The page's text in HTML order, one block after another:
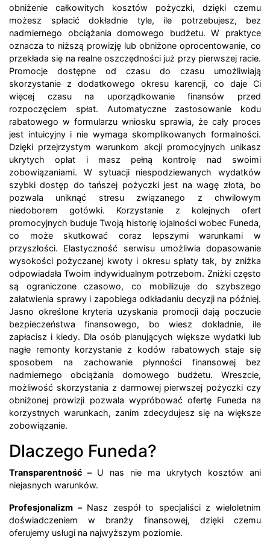
obniżenie całkowitych kosztów pożyczki, dzięki czemu
możesz spłacić dokładnie tyle, ile potrzebujesz, bez
nadmiernego obciążania domowego budżetu. W praktyce
oznacza to niższą prowizję lub obniżone oprocentowanie, co
przekłada się na realne oszczędności już przy pierwszej racie.
Promocje dostępne od czasu do czasu umożliwiają
skorzystanie z dodatkowego okresu karencji, co daje Ci
więcej czasu na uporządkowanie finansów przed
rozpoczęciem spłat. Automatyczne zastosowanie kodu
rabatowego w formularzu wniosku sprawia, że cały proces
jest intuicyjny i nie wymaga skomplikowanych formalności.
Dzięki przejrzystym warunkom akcji promocyjnych unikasz
ukrytych opłat i masz pełną kontrolę nad swoimi
zobowiązaniami. W sytuacji niespodziewanych wydatków
szybki dostęp do tańszej pożyczki jest na wagę złota, bo
pozwala uniknąć stresu związanego z chwilowym
niedoborem gotówki. Korzystanie z kolejnych ofert
promocyjnych buduje Twoją historię lojalności wobec Funeda,
co może skutkować coraz lepszymi warunkami w
przyszłości. Elastyczność serwisu umożliwia dopasowanie
wysokości pożyczanej kwoty i okresu spłaty tak, by zniżka
odpowiadała Twoim indywidualnym potrzebom. Zniżki często
są ograniczone czasowo, co mobilizuje do szybszego
załatwienia sprawy i zapobiega odkładaniu decyzji na później.
Jasno określone kryteria uzyskania promocji dają poczucie
bezpieczeństwa finansowego, bo wiesz dokładnie, ile
zapłacisz i kiedy. Dla osób planujących większe wydatki lub
nagłe remonty korzystanie z kodów rabatowych staje się
sposobem na zachowanie płynności finansowej bez
nadmiernego obciążania domowego budżetu. Wreszcie,
możliwość skorzystania z darmowej pierwszej pożyczki czy
obniżonej prowizji pozwala wypróbować ofertę Funeda na
korzystnych warunkach, zanim zdecydujesz się na większe
zobowiązanie.
Dlaczego Funeda?
Transparentność – U nas nie ma ukrytych kosztów ani
niejasnych warunków.
Profesjonalizm –Nasz zespół to specjaliści z wieloletnim
doświadczeniem w branży finansowej, dzięki czemu
oferujemy usługi na najwyższym poziomie.